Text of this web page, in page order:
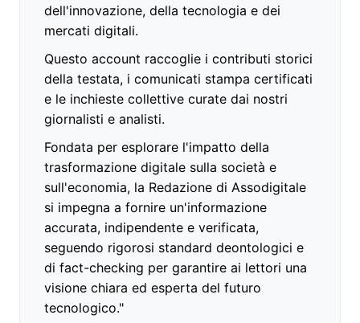
dell'innovazione, della tecnologia e dei
mercati digitali.
Questo account raccoglie i contributi storici
della testata, i comunicati stampa certificati
e le inchieste collettive curate dai nostri
giornalisti e analisti.
Fondata per esplorare l'impatto della
trasformazione digitale sulla società e
sull'economia, la Redazione di Assodigitale
si impegna a fornire un'informazione
accurata, indipendente e verificata,
seguendo rigorosi standard deontologici e
di fact-checking per garantire ai lettori una
visione chiara ed esperta del futuro
tecnologico."